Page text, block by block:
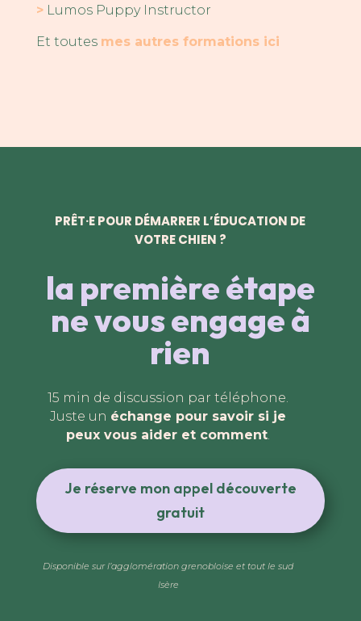
>Lumos Puppy Instructor
Et toutes mes autres formations ici
PRÊT·E POUR DÉMARRER L’ÉDUCATION DE
VOTRE CHIEN ?
la première étape
ne vous engage à
rien
15 min de discussion par téléphone.
Juste un échange pour savoir si je
peux vous aider et comment.
Je réserve mon appel découverte
gratuit
Disponible sur l’agglomération grenobloise et tout le sud
Isère